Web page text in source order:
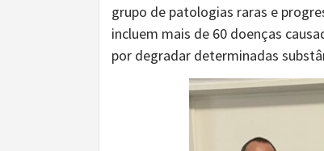
grupo de patologias raras e
incluem mais de 60 doenças
por degradar determinadas